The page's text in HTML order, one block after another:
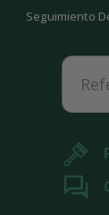
Seguimiento